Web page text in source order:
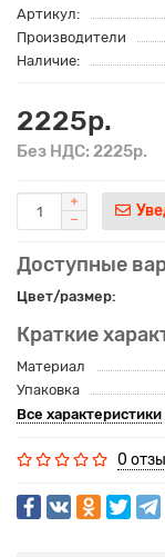
Артикул:
Производители
Наличие:
2225р.
Без НДС: 2225р.
Доступные
Цвет/размер:
Краткие
Материал
Упаковка
Все характеристики
0